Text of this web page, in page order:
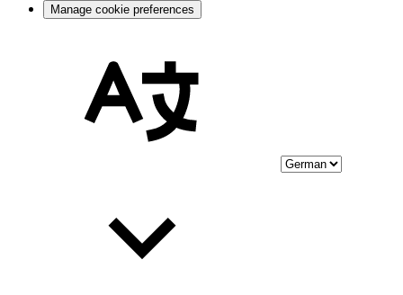
Manage cookie preferences